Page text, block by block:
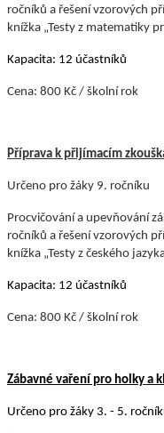
ročníků a řešení vzorových
knížka „Testy z matematiky
Kapacita: 12 účastníků
Cena: 800 Kč / školní rok
Příprava k přijímacím
Určeno pro žáky 9. ročníku
Procvičování a upevňování
ročníků a řešení vzorových
knížka „Testy z českého
Kapacita: 12 účastníků
Cena: 800 Kč / školní rok
Zábavné vaření pro holky a
Určeno pro žáky 3. - 5.